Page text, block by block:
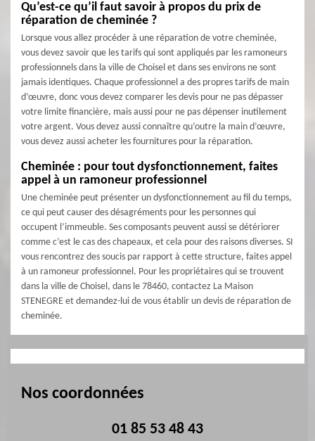
Qu’est-ce qu’il faut savoir à propos du prix de
réparation de cheminée ?
Lorsque vous allez procéder à une réparation de votre cheminée,
vous devez savoir que les tarifs qui sont appliqués par les ramoneurs
professionnels dans la ville de Choisel et dans ses environs ne sont
jamais identiques. Chaque professionnel a des propres tarifs de main
d’œuvre, donc vous devez comparer les devis pour ne pas dépasser
votre limite financière, mais aussi pour ne pas dépenser inutilement
votre argent. Vous devez aussi connaître qu’outre la main d’œuvre,
vous devez aussi acheter les fournitures pour la réparation.
Cheminée : pour tout dysfonctionnement, faites
appel à un ramoneur professionnel
Une cheminée peut présenter un dysfonctionnement au fil du temps,
ce qui peut causer des désagréments pour les personnes qui
occupent l’immeuble. Ses composants peuvent aussi se détériorer
comme c’est le cas des chapeaux, et cela pour des raisons diverses. SI
vous rencontrez des soucis par rapport à cette structure, faites appel
à un ramoneur professionnel. Pour les propriétaires qui se trouvent
dans la ville de Choisel, dans le 78460, contactez La Maison
STENEGRE et demandez-lui de vous établir un devis de réparation de
cheminée.
Nos coordonnées
01 85 53 48 43